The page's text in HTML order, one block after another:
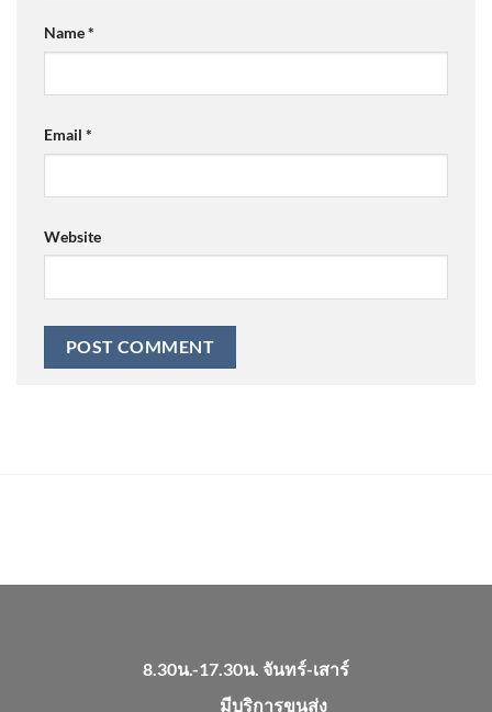
Name*
Email *
Website
8.30น.-17.30น. จันทร์-เสาร์
มีบริการขนส่ง